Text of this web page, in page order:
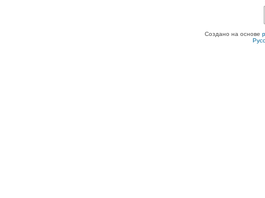
Создано на основе